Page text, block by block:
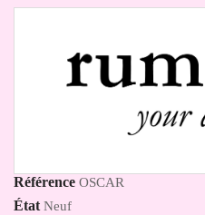
Référence OSCAR
État Neuf